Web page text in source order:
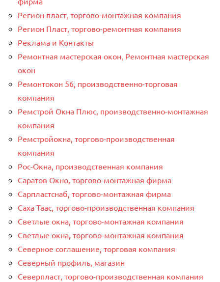
Регион пласт, торгово-монтажная компания
Регион Пласт, торгово-ремонтная компания
Реклама и Контакты
Ремонтная мастерская окон, Ремонтная мастерская
окон
Ремонтокон 56, производственно-торговая
компания
Ремстрой Окна Плюс, производственно-монтажная
компания
Ремстройокна, торгово-производственная
компания
Рос-Окна, производственная компания
Саратов Окно, торгово-монтажная фирма
Сарпластснаб, торгово-монтажная фирма
Саха Таас, торгово-производственная компания
Светлые окна, торгово-монтажная компания
Светлые окна, торгово-монтажная компания
Северное соглашение, торговая компания
Северный профиль, магазин
Северпласт, торгово-производственная компания